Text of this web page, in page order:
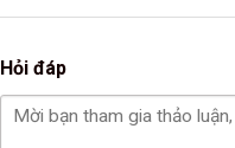
Hỏi đáp